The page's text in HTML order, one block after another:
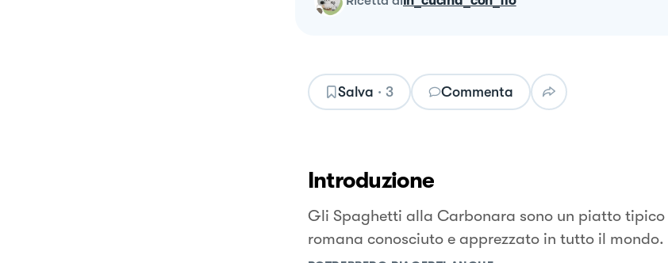
Salva · 3 Commenta
Introduzione
Gli Spaghetti alla Carbonara sono un piatto
romana conosciuto e apprezzato in tutto il mondo.